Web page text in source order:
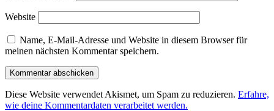
Website
Name, E-Mail-Adresse und Website in diesem Browser für
meinen nächsten Kommentar speichern.
Diese Website verwendet Akismet, um Spam zu reduzieren. Erfahre,
wie deine Kommentardaten verarbeitet werden.